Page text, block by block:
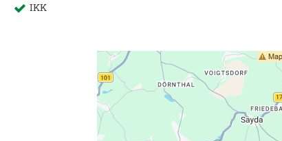
IKK